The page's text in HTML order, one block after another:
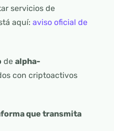
servicios de
aquí: aviso oficial de
de alpha-
con criptoactivos
que transmita